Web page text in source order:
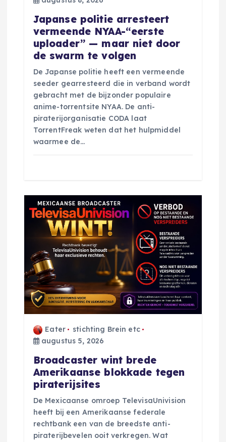
Japanse politie arresteert
vermeende NYAA-“eerste
uploader” — maar niet door
de swarm te volgen
De Japanse politie heeft een vermeende
seeder gearresteerd die in verband wordt
gebracht met de bijzonder populaire
anime-torrentsite NYAA. De anti-
piraterijorganisatie CODA laat
TorrentFreak weten dat het hulpmiddel
waarmee de…
Eater
stichting Brein etc
augustus 5, 2026
Broadcaster wint brede
Amerikaanse blokkade tegen
piraterijsites
De Mexicaanse omroep TelevisaUnivision
heeft bij een Amerikaanse federale
rechtbank een van de breedste anti-
piraterijbevelen ooit verkregen. Wat